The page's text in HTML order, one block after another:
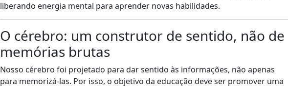
liberando energia mental para aprender novas habilidades.
O cérebro: um construtor de sentido, não de
memórias brutas
Nosso cérebro foi projetado para dar sentido às informações, não apenas
para memorizá-las. Por isso, o objetivo da educação deve ser promover uma